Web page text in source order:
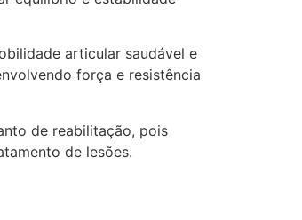
articular saudável e
força e resistência
de reabilitação, pois
de lesões.